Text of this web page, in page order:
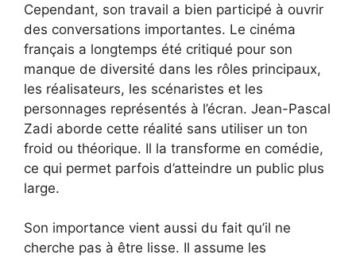
Cependant, son travail a bien participé à ouvrir
des conversations importantes. Le cinéma
français a longtemps été critiqué pour son
manque de diversité dans les rôles principaux,
les réalisateurs, les scénaristes et les
personnages représentés à l’écran. Jean-Pascal
Zadi aborde cette réalité sans utiliser un ton
froid ou théorique. Il la transforme en comédie,
ce qui permet parfois d’atteindre un public plus
large.
Son importance vient aussi du fait qu’il ne
cherche pas à être lisse. Il assume les